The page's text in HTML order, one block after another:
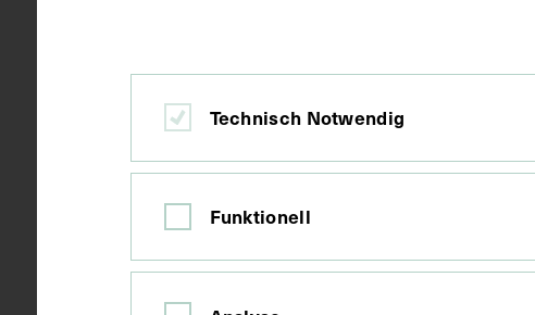
Karton, Papier
Technisch Notwendig
Funktionell